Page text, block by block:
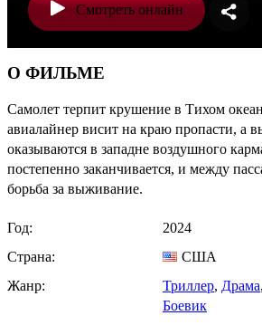
Смотреть онлайн
О ФИЛЬМЕ
Самолет терпит крушение в Тихом
авиалайнер висит на краю пропасти, а
оказываются в западне воздушного
постепенно заканчивается, и между
борьба за выживание.
Год:
2024
Страна:
США
Жанр:
Триллер, Драма,
Боевик